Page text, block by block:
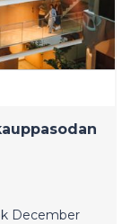
December